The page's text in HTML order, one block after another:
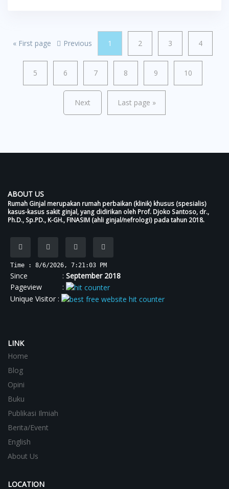
« First page Previous 1 2 3 4
5 6 7 8 9 10
Next Last page »
ABOUT US
Rumah Ginjal merupakan rumah perbaikan (klinik) khusus (spesialis)
kasus-kasus sakit ginjal, yang didirikan oleh Prof. Djoko Santoso, dr.,
Ph.D., Sp.PD., K-GH., FINASIM (ahli ginjal/nefrologi) pada tahun 2018.
Time : 8/6/2026, 7:21:03 PM
Since : September 2018
Pageview :
Unique Visitor :
LINK
Home
Blog
Opini
Buku
Publikasi Ilmiah
Berita/Event
English
About Us
LOCATION